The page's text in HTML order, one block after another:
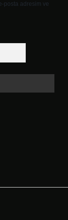
posta adresim ve